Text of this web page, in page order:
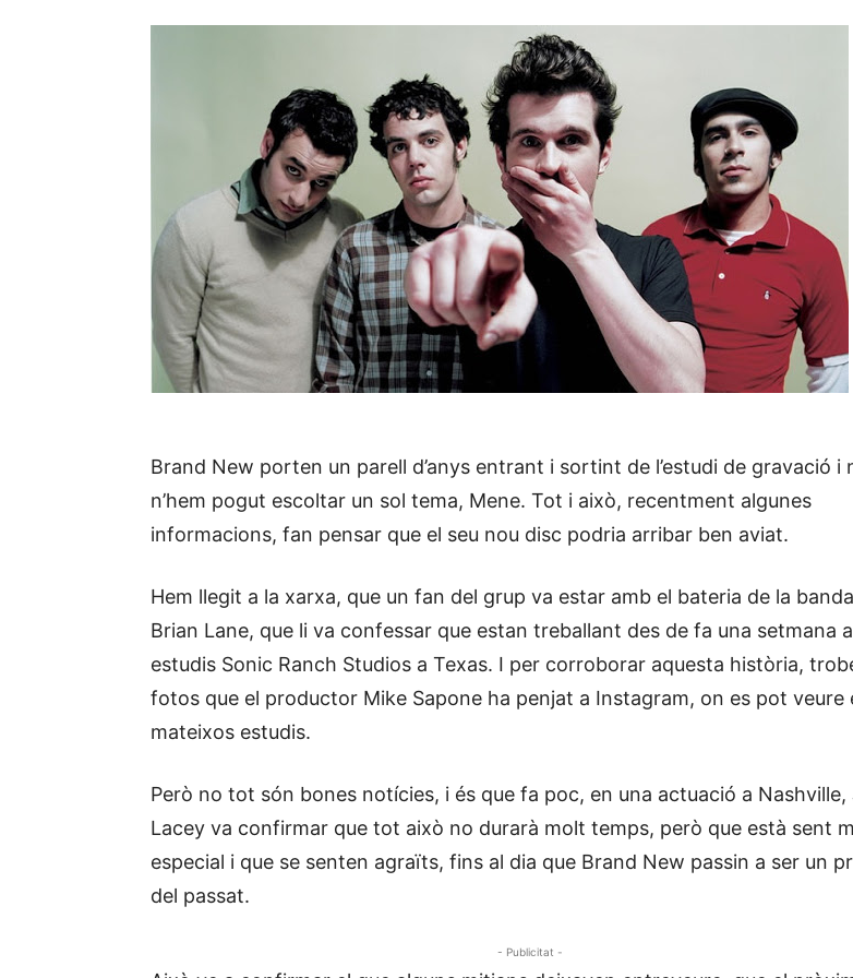
Brand New porten un parell d’anys entrant i sortint de l’estudi de gravació i
n’hem pogut escoltar un sol tema, Mene. Tot i això, recentment algunes
informacions, fan pensar que el seu nou disc podria arribar ben aviat.
Hem llegit a la xarxa, que un fan del grup va estar amb el bateria de la
Brian Lane, que li va confessar que estan treballant des de fa una setmana
estudis Sonic Ranch Studios a Texas. I per corroborar aquesta història,
fotos que el productor Mike Sapone ha penjat a Instagram, on es pot veure
mateixos estudis.
Però no tot són bones notícies, i és que fa poc, en una actuació a Nashville,
Lacey va confirmar que tot això no durarà molt temps, però que està sent
especial i que se senten agraïts, fins al dia que Brand New passin a ser un
del passat.
- Publicitat -